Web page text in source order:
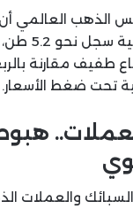
الذهب العالمي
ارتفاع طفيف مقارنة
تحت ضغط الأسعار.